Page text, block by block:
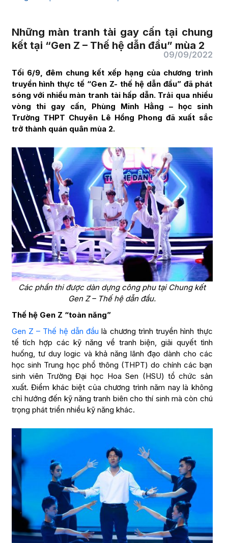
Những màn tranh tài gay cấn tại chung
kết tại “Gen Z – Thế hệ dẫn đầu” mùa 2
09/09/2022
Tối 6/9, đêm chung kết xếp hạng của chương trình
truyền hình thực tế “Gen Z- thế hệ dẫn đầu” đã phát
sóng với nhiều màn tranh tài hấp dẫn. Trải qua nhiều
vòng thi gay cấn, Phùng Minh Hằng – học sinh
Trường THPT Chuyên Lê Hồng Phong đã xuất sắc
trở thành quán quân mùa 2.
Các phần thi được dàn dựng công phu tại Chung kết
Gen Z – Thế hệ dẫn đầu.
Thế hệ Gen Z “toàn năng”
Gen Z – Thế hệ dẫn đầu là chương trình truyền hình thực
tế tích hợp các kỹ năng về tranh biện, giải quyết tình
huống, tư duy logic và khả năng lãnh đạo dành cho các
học sinh Trung học phổ thông (THPT) do chính các bạn
sinh viên Trường Đại học Hoa Sen (HSU) tổ chức sản
xuất. Điểm khác biệt của chương trình năm nay là không
chỉ hướng đến kỹ năng tranh biên cho thí sinh mà còn chú
trọng phát triển nhiều kỹ năng khác.